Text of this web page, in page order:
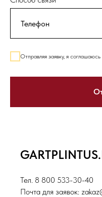
Отправляя заявку, я соглашаюсь
Тел. 8 800 533-30-40
Почта для заявок: